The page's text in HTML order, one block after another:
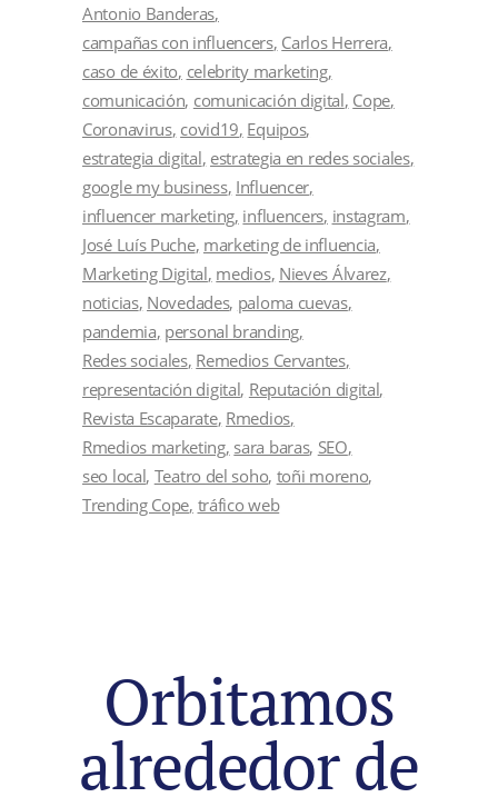
Antonio Banderas
campañas con influencers Carlos Herrera
caso de éxito celebrity marketing
comunicación comunicación digital Cope
Coronavirus covid19 Equipos
estrategia digital estrategia en redes sociales
google my business Influencer
influencer marketing influencers instagram
José Luís Puche marketing de influencia
Marketing Digital medios Nieves Álvarez
noticias Novedades paloma cuevas
pandemia personal branding
Redes sociales Remedios Cervantes
representación digital Reputación digital
Revista Escaparate Rmedios
Rmedios marketing sara baras SEO
seo local Teatro del soho toñi moreno
Trending Cope tráfico web
Orbitamos
alrededor de